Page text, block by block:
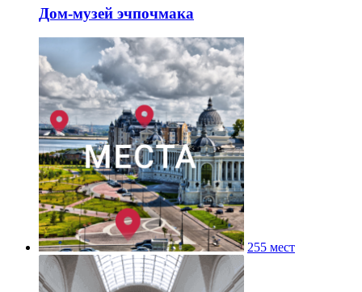
Дом-музей эчпочмака
255 мест